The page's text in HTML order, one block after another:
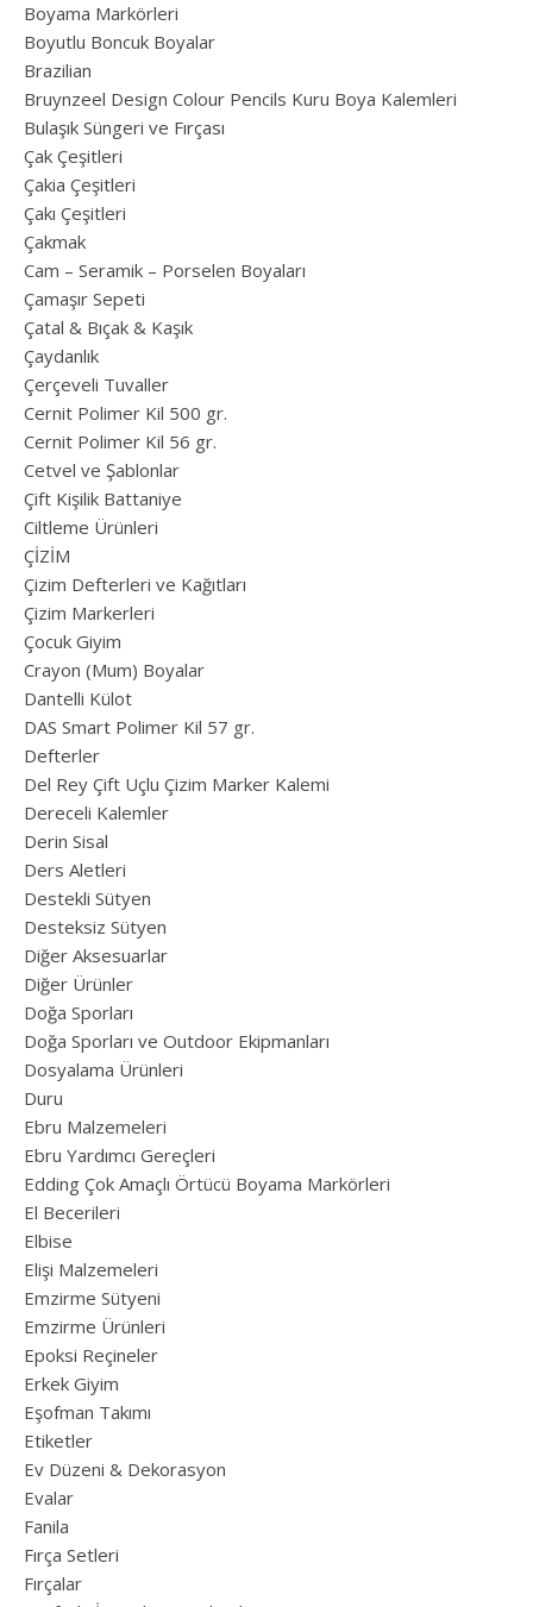
Boyama Markörleri
Boyutlu Boncuk Boyalar
Brazilian
Bruynzeel Design Colour Pencils Kuru Boya Kalemleri
Bulaşık Süngeri ve Fırçası
Çak Çeşitleri
Çakia Çeşitleri
Çakı Çeşitleri
Çakmak
Cam – Seramik – Porselen Boyaları
Çamaşır Sepeti
Çatal & Bıçak & Kaşık
Çaydanlık
Çerçeveli Tuvaller
Cernit Polimer Kil 500 gr.
Cernit Polimer Kil 56 gr.
Cetvel ve Şablonlar
Çift Kişilik Battaniye
Ciltleme Ürünleri
ÇİZİM
Çizim Defterleri ve Kağıtları
Çizim Markerleri
Çocuk Giyim
Crayon (Mum) Boyalar
Dantelli Külot
DAS Smart Polimer Kil 57 gr.
Defterler
Del Rey Çift Uçlu Çizim Marker Kalemi
Dereceli Kalemler
Derin Sisal
Ders Aletleri
Destekli Sütyen
Desteksiz Sütyen
Diğer Aksesuarlar
Diğer Ürünler
Doğa Sporları
Doğa Sporları ve Outdoor Ekipmanları
Dosyalama Ürünleri
Duru
Ebru Malzemeleri
Ebru Yardımcı Gereçleri
Edding Çok Amaçlı Örtücü Boyama Markörleri
El Becerileri
Elbise
Elişi Malzemeleri
Emzirme Sütyeni
Emzirme Ürünleri
Epoksi Reçineler
Erkek Giyim
Eşofman Takımı
Etiketler
Ev Düzeni & Dekorasyon
Evalar
Fanila
Fırça Setleri
Fırçalar